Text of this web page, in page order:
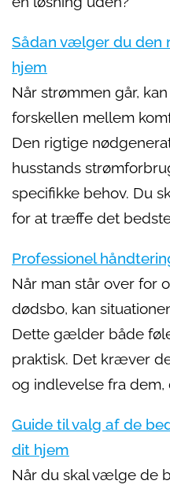
Sådan vælger du den
hjem
Når strømmen går,
forskellen mellem
Den rigtige
husstands
specifikke behov. Du
for at træffe det
Professionel
Når man står over for
dødsbo, kan
Dette gælder både
praktisk. Det kræver
og indlevelse fra
Guide til valg af de
dit hjem
Når du skal vælge de